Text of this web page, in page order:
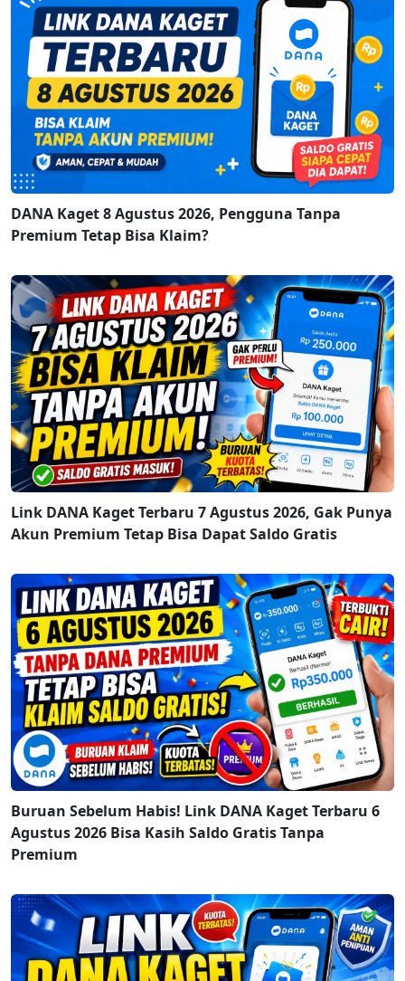
DANA Kaget 8 Agustus 2026, Pengguna Tanpa
Premium Tetap Bisa Klaim?
Link DANA Kaget Terbaru 7 Agustus 2026, Gak Punya
Akun Premium Tetap Bisa Dapat Saldo Gratis
Buruan Sebelum Habis! Link DANA Kaget Terbaru 6
Agustus 2026 Bisa Kasih Saldo Gratis Tanpa
Premium